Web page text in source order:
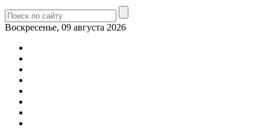
Воскресенье, 09 августа 2026